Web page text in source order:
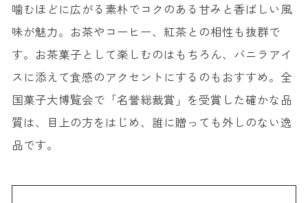
噛むほどに広がる素朴でコクのある甘みと香ばしい風
味が魅力。お茶やコーヒー、紅茶との相性も抜群で
す。お茶菓子として楽しむのはもちろん、バニラアイ
スに添えて食感のアクセントにするのもおすすめ。全
国菓子大博覧会で「名誉総裁賞」を受賞した確かな品
質は、目上の方をはじめ、誰に贈っても外しのない逸
品です。